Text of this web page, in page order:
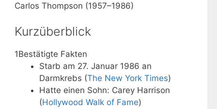
Carlos Thompson (1957–1986)
Kurzüberblick
1Bestätigte Fakten
Starb am 27. Januar 1986 an
Darmkrebs (The New York Times)
Hatte einen Sohn: Carey Harrison
(Hollywood Walk of Fame)